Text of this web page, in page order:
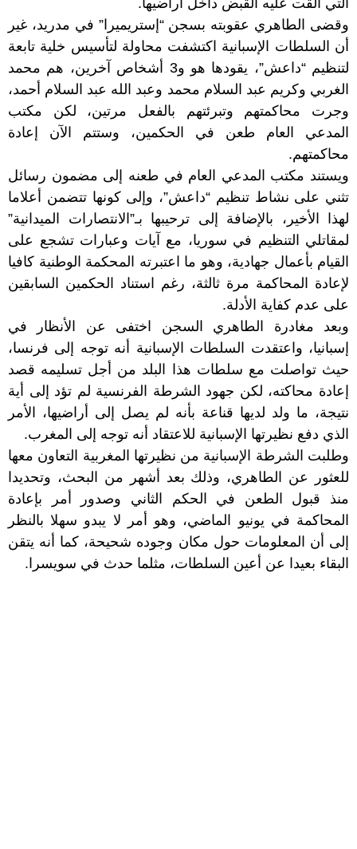
وقضى الطاهري عقوبته بسجن “إستريميرا” في مدريد، غير
أن السلطات الإسبانية اكتشفت محاولة لتأسيس خلية تابعة
لتنظيم “داعش”، يقودها هو و3 أشخاص آخرين، هم محمد
الغربي وكريم عبد السلام محمد وعبد الله عبد السلام أحمد،
وجرت محاكمتهم وتبرئتهم بالفعل مرتين، لكن مكتب
المدعي العام طعن في الحكمين، وستتم الآن إعادة
محاكمتهم.
ويستند مكتب المدعي العام في طعنه إلى مضمون رسائل
تثني على نشاط تنظيم “داعش”، وإلى كونها تتضمن أعلاما
لهذا الأخير، بالإضافة إلى ترحيبها بـ”الانتصارات الميدانية”
لمقاتلي التنظيم في سوريا، مع آيات وعبارات تشجع على
القيام بأعمال جهادية، وهو ما اعتبرته المحكمة الوطنية كافيا
لإعادة المحاكمة مرة ثالثة، رغم استناد الحكمين السابقين
على عدم كفاية الأدلة.
وبعد مغادرة الطاهري السجن اختفى عن الأنظار في
إسبانيا، واعتقدت السلطات الإسبانية أنه توجه إلى فرنسا،
حيث تواصلت مع سلطات هذا البلد من أجل تسليمه قصد
إعادة محاكته، لكن جهود الشرطة الفرنسية لم تؤد إلى أية
نتيجة، ما ولد لديها قناعة بأنه لم يصل إلى أراضيها، الأمر
الذي دفع نظيرتها الإسبانية للاعتقاد أنه توجه إلى المغرب.
وطلبت الشرطة الإسبانية من نظيرتها المغربية التعاون معها
للعثور عن الطاهري، وذلك بعد أشهر من البحث، وتحديدا
منذ قبول الطعن في الحكم الثاني وصدور أمر بإعادة
المحاكمة في يونيو الماضي، وهو أمر لا يبدو سهلا بالنظر
إلى أن المعلومات حول مكان وجوده شحيحة، كما أنه يتقن
البقاء بعيدا عن أعين السلطات، مثلما حدث في سويسرا.